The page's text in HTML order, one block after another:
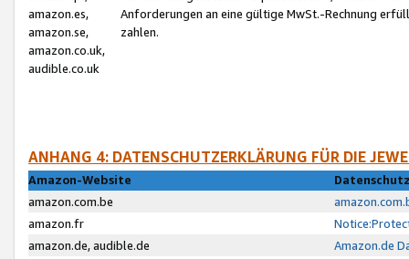
amazon.es,
amazon.se,
amazon.co.uk,
audible.co.uk
Anforderungen an eine gültige MwSt.-Rechnung
zahlen.
ANHANG 4: DATENSCHUTZERKLÄRUNG FÜR DIE
Amazon-Website
amazon.com.be
amazon.fr
amazon.de, audible.de
Amazon.de